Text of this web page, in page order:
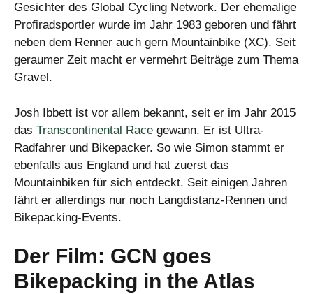
Gesichter des Global Cycling Network. Der ehemalige
Profiradsportler wurde im Jahr 1983 geboren und fährt
neben dem Renner auch gern Mountainbike (XC). Seit
geraumer Zeit macht er vermehrt Beiträge zum Thema
Gravel.
Josh Ibbett ist vor allem bekannt, seit er im Jahr 2015
das Transcontinental Race gewann. Er ist Ultra-
Radfahrer und Bikepacker. So wie Simon stammt er
ebenfalls aus England und hat zuerst das
Mountainbiken für sich entdeckt. Seit einigen Jahren
fährt er allerdings nur noch Langdistanz-Rennen und
Bikepacking-Events.
Der Film: GCN goes
Bikepacking in the Atlas